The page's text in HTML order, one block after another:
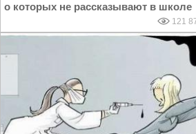
о которых не рассказывают в школе
121